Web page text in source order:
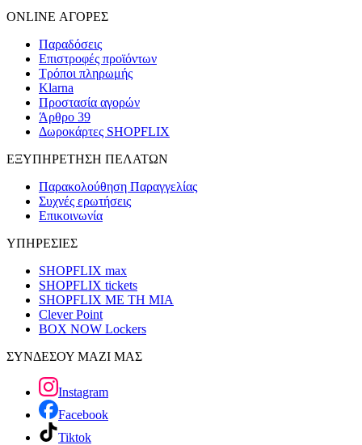
ONLINE ΑΓΟΡΕΣ
Παραδόσεις
Επιστροφές προϊόντων
Τρόποι πληρωμής
Klarna
Προστασία αγορών
Άρθρο 39
Δωροκάρτες SHOPFLIX
ΕΞΥΠΗΡΕΤΗΣΗ ΠΕΛΑΤΩΝ
Παρακολούθηση Παραγγελίας
Συχνές ερωτήσεις
Επικοινωνία
ΥΠΗΡΕΣΙΕΣ
SHOPFLIX max
SHOPFLIX tickets
SHOPFLIX ΜΕ ΤΗ ΜΙΑ
Clever Point
BOX NOW Lockers
ΣΥΝΔΕΣΟΥ ΜΑΖΙ ΜΑΣ
Instagram
Facebook
Tiktok